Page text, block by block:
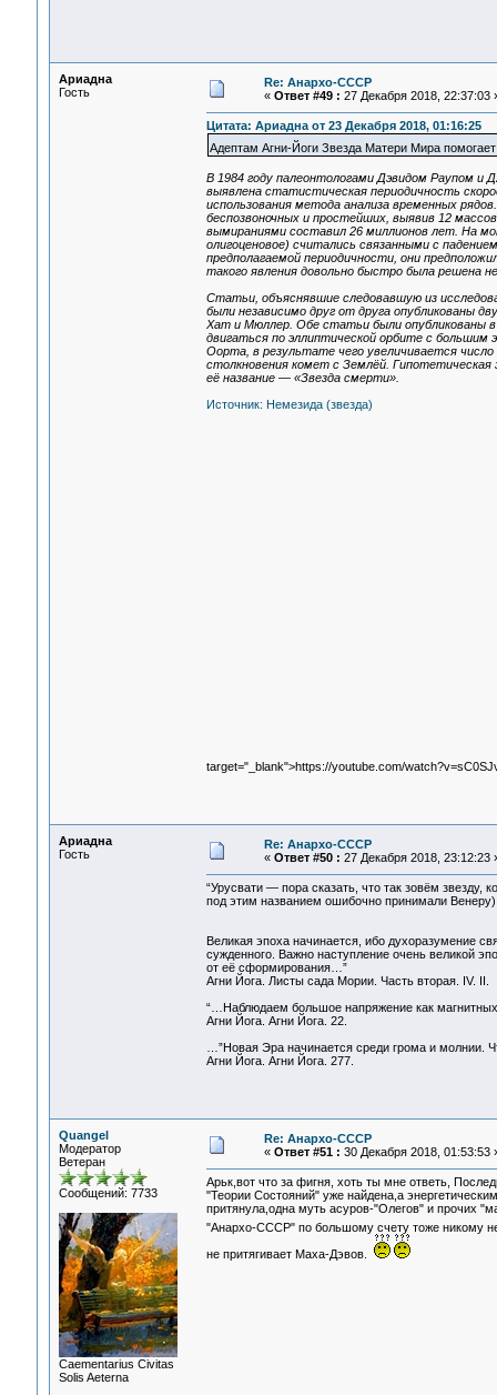
Ариадна
Гость
Re: Анархо-СССР
« Ответ #49 : 27 Декабря 2018, 22:37:03
Цитата: Ариадна от 23 Декабря 2018, 01:16:25
Адептам Агни-Йоги Звезда Матери Мира
В 1984 году палеонтологами Дэвидом Раупом и
выявлена статистическая периодичность
использования метода анализа временных
беспозвоночных и простейших, выявив 12
вымираниями составил 26 миллионов лет. На
олигоценовое) считались связанными с
предполагаемой периодичности, они
такого явления довольно быстро была решена
Статьи, объяснявшие следовавшую из
были независимо друг от друга опубликованы
Хат и Мюллер. Обе статьи были опубликованы
двигаться по эллиптической орбите с
Оорта, в результате чего увеличивается
столкновения комет с Землёй. Гипотетическая
её название — «Звезда смерти».
Источник: Немезида (звезда)
target="_blank">https://youtube.com/
Ариадна
Гость
Re: Анархо-СССР
« Ответ #50 : 27 Декабря 2018, 23:12:23
“Урусвати — пора сказать, что так зовём
под этим названием ошибочно принимали
Великая эпоха начинается, ибо духоразумение
сужденного. Важно наступление очень великой
от её сформирования…”
Агни Йога. Листы сада Мории. Часть вторая. IV. II.
“…Наблюдаем большое напряжение как
Агни Йога. Агни Йога. 22.
…”Новая Эра начинается среди грома и молнии.
Агни Йога. Агни Йога. 277.
Quangel
Модератор
Ветеран
Сообщений: 7733
Сaementarius Civitas
Solis Aeterna
Re: Анархо-СССР
« Ответ #51 : 30 Декабря 2018, 01:53:53
Арьк,вот что за фигня, хоть ты мне ответь,
"Теории Состояний" уже найдена,а
притянула,одна муть асуров-"Олегов" и прочих
"Анархо-СССР" по большому счету тоже никому
не притягивает Маха-Дэвов.